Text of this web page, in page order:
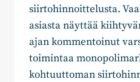
siirtohinnoittelusta.
asiasta näyttää
ajan kommentoinut
toimintaa
kohtuuttoman